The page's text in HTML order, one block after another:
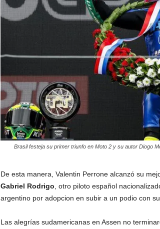
Brasil festeja su primer triunfo en Moto 2 y su autor Diogo
De esta manera, Valentin Perrone alcanzó su
Gabriel Rodrigo , otro piloto español
argentino por adopcion en subir a un podio con
Las alegrías sudamericanas en Assen no